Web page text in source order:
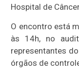
Hospital de
O encontro está
às 14h, no
representantes
órgãos de